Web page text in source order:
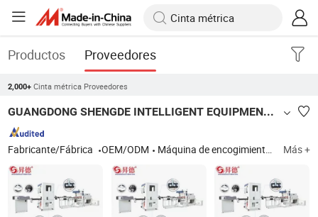
Productos Proveedores
2,000+ Cinta métrica Proveedores
GUANGDONG SHENGDE INTELLIGENT EQUIPMENT TECHNOLOGY CO.,LTD.
Fabricante/Fábrica OEM/ODM Máquina de encogimiento, máquina de desempaquetado, máquina de marcado de mangas, rebobinadora de película, selladora de cajas, rebobinadora de cinta, máquina de envoltura de caramelos, máquina de embalaje tipo almohada, máquina de embalaje con cinta Más +